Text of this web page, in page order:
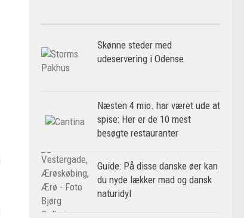
Skønne steder med
udeservering i Odense
Næsten 4 mio. har været ude at
spise: Her er de 10 mest
besøgte restauranter
Guide: På disse danske øer kan
du nyde lækker mad og dansk
naturidyl